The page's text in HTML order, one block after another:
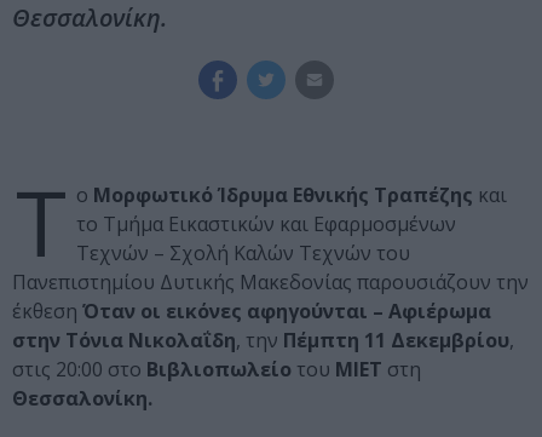
Θεσσαλονίκη.
Τ ο Μορφωτικό Ίδρυμα Εθνικής Τραπέζης και
το Τμήμα Εικαστικών και Εφαρμοσμένων
Τεχνών – Σχολή Καλών Τεχνών του
Πανεπιστημίου Δυτικής Μακεδονίας παρουσιάζουν την
έκθεση Όταν οι εικόνες αφηγούνται – Αφιέρωμα
στην Τόνια Νικολαΐδη, την Πέμπτη 11 Δεκεμβρίου,
στις 20:00 στο Βιβλιοπωλείο του ΜΙΕΤ στη
Θεσσαλονίκη.